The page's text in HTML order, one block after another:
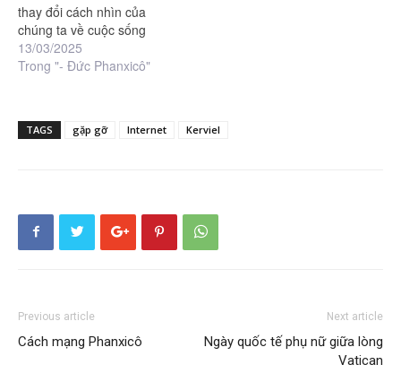
thay đổi cách nhìn của
chúng ta về cuộc sống
13/03/2025
Trong "- Đức Phanxicô"
TAGS gặp gỡ Internet Kerviel
Previous article
Cách mạng Phanxicô
Next article
Ngày quốc tế phụ nữ giữa lòng
Vatican